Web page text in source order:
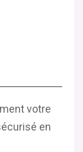
votre
en